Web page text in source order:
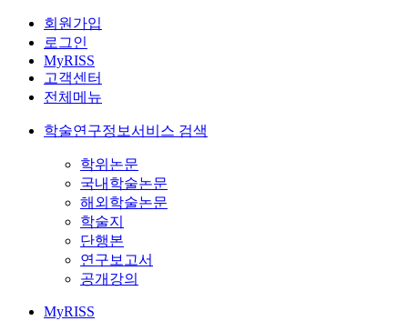
회원가입
로그인
MyRISS
고객센터
전체메뉴
학술연구정보서비스 검색
학위논문
국내학술논문
해외학술논문
학술지
단행본
연구보고서
공개강의
MyRISS